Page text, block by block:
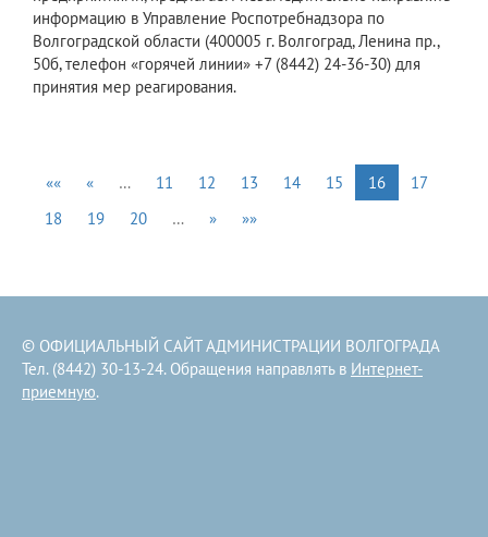
информацию в Управление Роспотребнадзора по
Волгоградской области (400005 г. Волгоград, Ленина пр.,
50б, телефон «горячей линии» +7 (8442) 24-36-30) для
принятия мер реагирования.
«« « … 11 12 13 14 15 16
17
18
19 20 … » »»
© ОФИЦИАЛЬНЫЙ САЙТ АДМИНИСТРАЦИИ ВОЛГОГРАДА
Тел. (8442) 30-13-24. Обращения направлять в Интернет-
приемную.